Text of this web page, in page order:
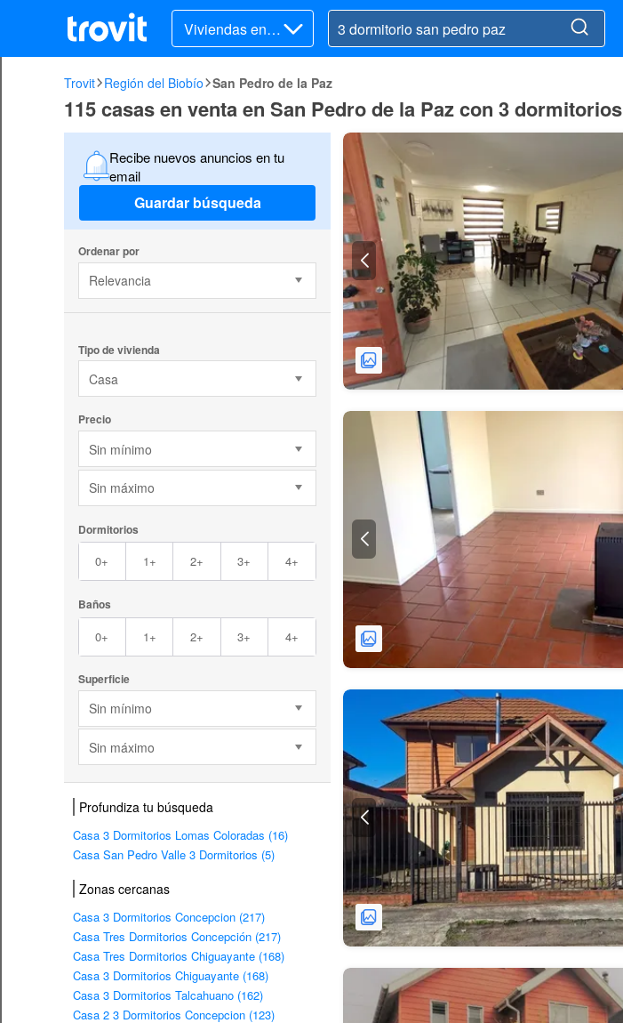
Viviendas en v
enta
Trovit Región del Biobío San Pedro de la Paz
115 casas en venta en San Pedro de la Paz con 3 dormitorios
Recibe nuevos anuncios en tu
email
Guardar búsqueda
Ordenar por
Relevancia
Tipo de vivienda
Casa
Precio
Sin mínimo
Sin máximo
Dormitorios
0+ 1+ 2+ 3+ 4+
Baños
0+ 1+ 2+ 3+ 4+
Superficie
Sin mínimo
Sin máximo
Profundiza tu búsqueda
Casa 3 Dormitorios Lomas Coloradas (16)
Casa San Pedro Valle 3 Dormitorios (5)
Zonas cercanas
Casa 3 Dormitorios Concepcion (217)
Casa Tres Dormitorios Concepción (217)
Casa Tres Dormitorios Chiguayante (168)
Casa 3 Dormitorios Chiguayante (168)
Casa 3 Dormitorios Talcahuano (162)
Casa 2 3 Dormitorios Concepcion (123)